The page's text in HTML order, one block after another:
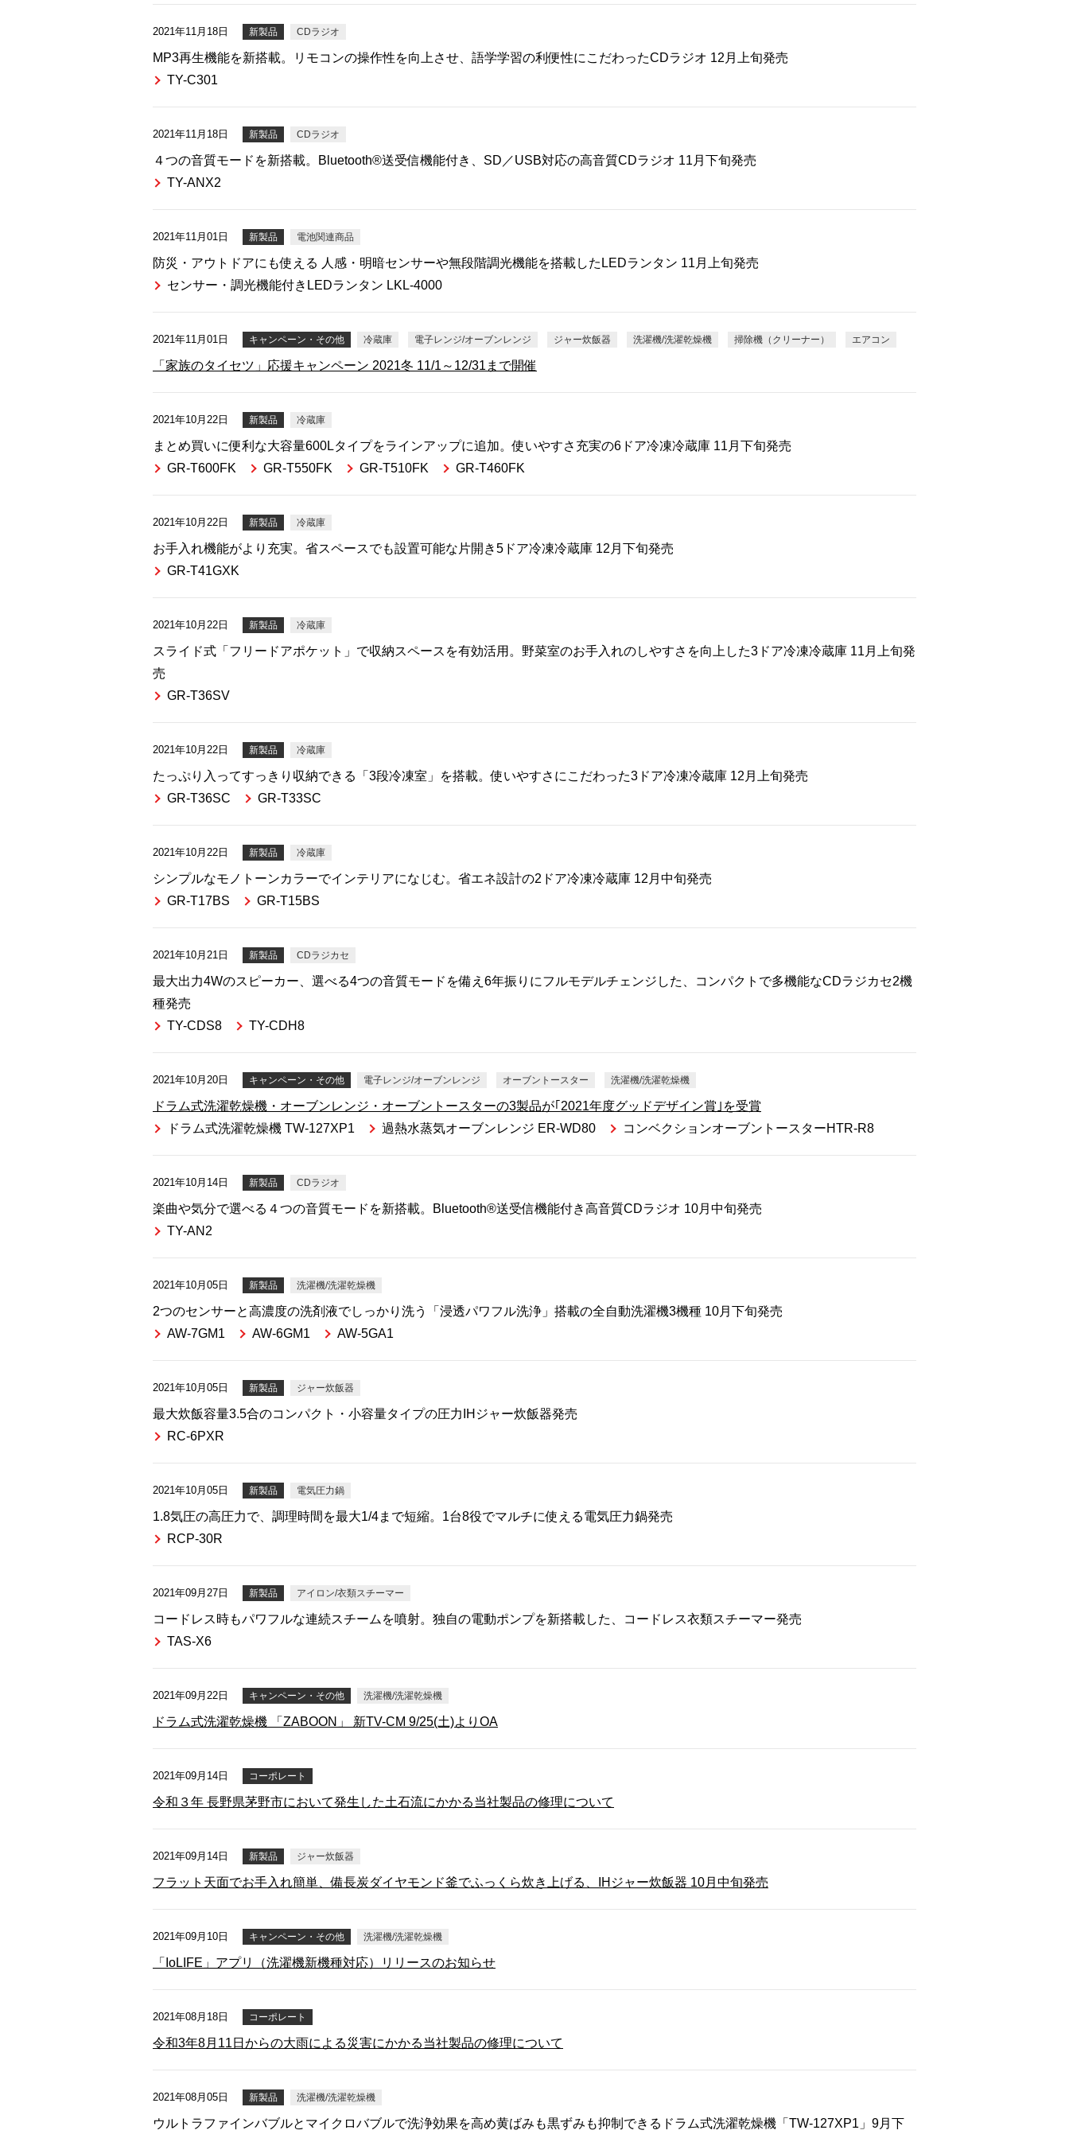
2021年11月18日 新製品 CDラジオ
MP3再生機能を新搭載。リモコンの操作性を向上させ、語学学習の利便性にこだわったCDラジオ 12月上旬発売
TY-C301
2021年11月18日 新製品 CDラジオ
４つの音質モードを新搭載。Bluetooth®送受信機能付き、SD／USB対応の高音質CDラジオ 11月下旬発売
TY-ANX2
2021年11月01日 新製品 電池関連商品
防災・アウトドアにも使える 人感・明暗センサーや無段階調光機能を搭載したLEDランタン 11月上旬発売
センサー・調光機能付きLEDランタン LKL-4000
2021年11月01日 キャンペーン・その他 冷蔵庫 電子レンジ/オーブンレンジ ジャー炊飯器 洗濯機/洗濯乾燥機 掃除機（クリーナー） エアコン
「家族のタイセツ」応援キャンペーン 2021冬 11/1～12/31まで開催
2021年10月22日 新製品 冷蔵庫
まとめ買いに便利な大容量600Lタイプをラインアップに追加。使いやすさ充実の6ドア冷凍冷蔵庫 11月下旬発売
GR-T600FK
GR-T550FK GR-T510FK GR-T460FK
2021年10月22日 新製品 冷蔵庫
お手入れ機能がより充実。省スペースでも設置可能な片開き5ドア冷凍冷蔵庫 12月下旬発売
GR-T41GXK
2021年10月22日 新製品 冷蔵庫
スライド式「フリードアポケット」で収納スペースを有効活用。野菜室のお手入れのしやすさを向上した3ドア冷凍冷蔵庫 11月上旬発
売
GR-T36SV
2021年10月22日 新製品 冷蔵庫
たっぷり入ってすっきり収納できる「3段冷凍室」を搭載。使いやすさにこだわった3ドア冷凍冷蔵庫 12月上旬発売
GR-T36SC
GR-T33SC
2021年10月22日 新製品 冷蔵庫
シンプルなモノトーンカラーでインテリアになじむ。省エネ設計の2ドア冷凍冷蔵庫 12月中旬発売
GR-T17BS
GR-T15BS
2021年10月21日 新製品 CDラジカセ
最大出力4Wのスピーカー、選べる4つの音質モードを備え6年振りにフルモデルチェンジした、コンパクトで多機能なCDラジカセ2機
種発売
TY-CDS8
TY-CDH8
2021年10月20日 キャンペーン・その他 電子レンジ/オーブンレンジ オーブントースター 洗濯機/洗濯乾燥機
ドラム式洗濯乾燥機・オーブンレンジ・オーブントースターの3製品が｢2021年度グッドデザイン賞｣を受賞
ドラム式洗濯乾燥機 TW-127XP1
過熱水蒸気オーブンレンジ ER-WD80 コンベクションオーブントースターHTR-R8
2021年10月14日 新製品 CDラジオ
楽曲や気分で選べる４つの音質モードを新搭載。Bluetooth®送受信機能付き高音質CDラジオ 10月中旬発売
TY-AN2
2021年10月05日 新製品 洗濯機/洗濯乾燥機
2つのセンサーと高濃度の洗剤液でしっかり洗う「浸透パワフル洗浄」搭載の全自動洗濯機3機種 10月下旬発売
AW-7GM1
AW-6GM1 AW-5GA1
2021年10月05日 新製品 ジャー炊飯器
最大炊飯容量3.5合のコンパクト・小容量タイプの圧力IHジャー炊飯器発売
RC-6PXR
2021年10月05日 新製品 電気圧力鍋
1.8気圧の高圧力で、調理時間を最大1/4まで短縮。1台8役でマルチに使える電気圧力鍋発売
RCP-30R
2021年09月27日 新製品 アイロン/衣類スチーマー
コードレス時もパワフルな連続スチームを噴射。独自の電動ポンプを新搭載した、コードレス衣類スチーマー発売
TAS-X6
2021年09月22日 キャンペーン・その他 洗濯機/洗濯乾燥機
ドラム式洗濯乾燥機 「ZABOON」 新TV-CM 9/25(土)よりOA
2021年09月14日 コーポレート
令和３年 長野県茅野市において発生した土石流にかかる当社製品の修理について
2021年09月14日 新製品 ジャー炊飯器
フラット天面でお手入れ簡単、備長炭ダイヤモンド釜でふっくら炊き上げる、IHジャー炊飯器 10月中旬発売
2021年09月10日 キャンペーン・その他 洗濯機/洗濯乾燥機
「IoLIFE」アプリ（洗濯機新機種対応）リリースのお知らせ
2021年08月18日 コーポレート
令和3年8月11日からの大雨による災害にかかる当社製品の修理について
2021年08月05日 新製品 洗濯機/洗濯乾燥機
ウルトラファインバブルとマイクロバブルで洗浄効果を高め黄ばみも黒ずみも抑制できるドラム式洗濯乾燥機「TW-127XP1」9月下